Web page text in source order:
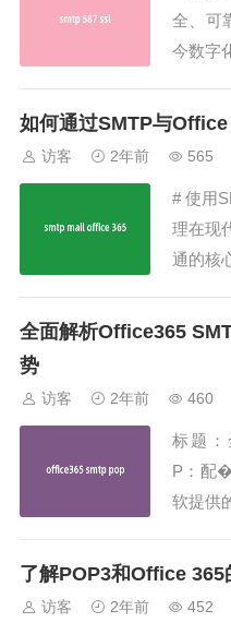
全、可
今数字
着网
输协议
如何通过SMTP与
访客 2年前 565
# 使用
理在现
通的核
择合
要。
ice
理，
全面解析Office365
势
访客 2年前 460
标题：
P：配
软提供
le Mail
了解POP3和Office 365
访客 2年前 452